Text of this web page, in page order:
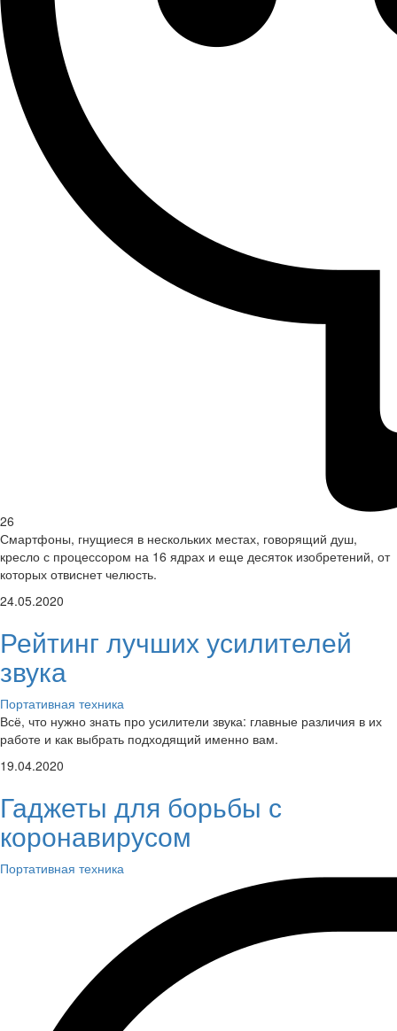
26
Смартфоны, гнущиеся в нескольких местах, говорящий душ,
кресло с процессором на 16 ядрах и еще десяток изобретений, от
которых отвиснет челюсть.
24.05.2020
Рейтинг лучших усилителей
звука
Портативная техника
Всё, что нужно знать про усилители звука: главные различия в их
работе и как выбрать подходящий именно вам.
19.04.2020
Гаджеты для борьбы с
коронавирусом
Портативная техника